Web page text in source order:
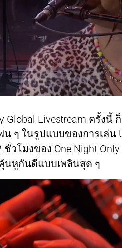
Global Livestream ครั้งนี้
ๆ ในรูปแบบของการเล่น
วโมงของ One Night
นหูกันดีแบบเพลินสุด ๆ